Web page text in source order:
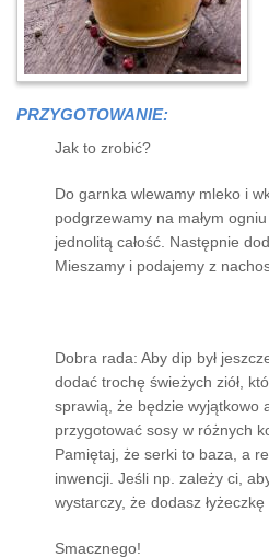
PRZYGOTOWANIE:
Jak to zrobić?
Do garnka wlewamy mleko i
podgrzewamy na małym
jednolitą całość. Następnie
Mieszamy i podajemy z
Dobra rada: Aby dip był
dodać trochę świeżych ziół,
sprawią, że będzie wyjątkowo
przygotować sosy w różnych
Pamiętaj, że serki to baza, a
inwencji. Jeśli np. zależy ci,
wystarczy, że dodasz
Smacznego!